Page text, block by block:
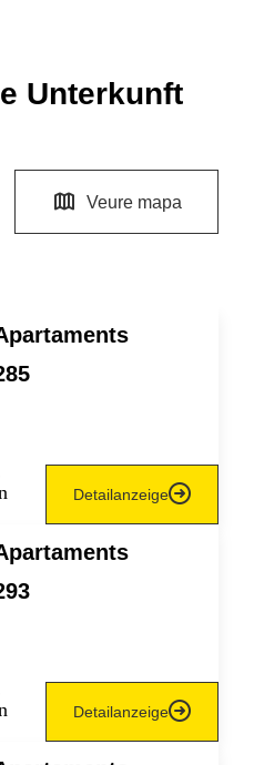
Unterkunft
Veure mapa
Detailanzeige
Detailanzeige